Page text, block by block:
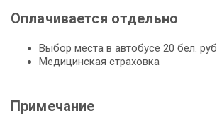
Оплачивается отдельно
Выбор места в автобусе 20 бел. руб
Медицинская страховка
Примечание